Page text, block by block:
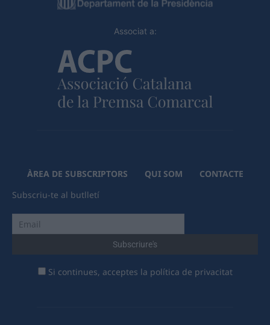
Associat a:
ÀREA DE SUBSCRIPTORS QUI SOM
CONTACTE
Subscriu-te al butlletí
Si continues, acceptes la política de privacitat